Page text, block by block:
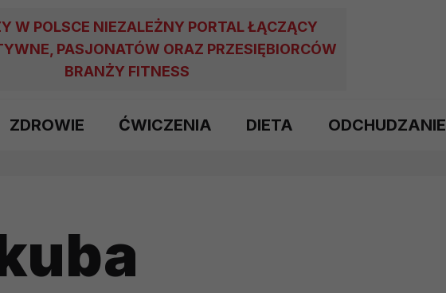
W POLSCE NIEZALEŻNY PORTAL ŁĄCZĄCY
PASJONATÓW ORAZ PRZESIĘBIORCÓW
BRANŻY FITNESS
ZDROWIE ĆWICZENIA DIETA ODCHUDZANIE